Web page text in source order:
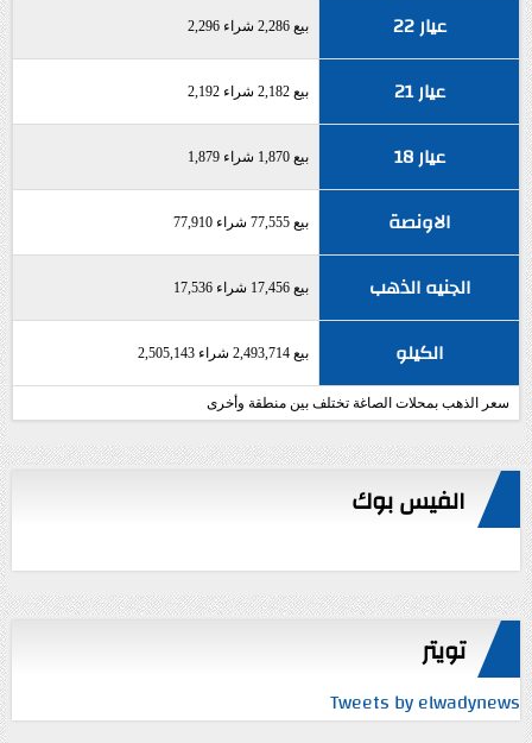
عيار 22 بيع 2,286 شراء 2,296
عيار 21 بيع 2,182 شراء 2,192
عيار 18 بيع 1,870 شراء 1,879
الاونصة بيع 77,555 شراء 77,910
الجنيه الذهب بيع 17,456 شراء 17,536
الكيلو بيع 2,493,714 شراء 2,505,143
سعر الذهب بمحلات الصاغة تختلف بين منطقة وأخرى
الفيس بوك
تويتر
Tweets by elwadynews